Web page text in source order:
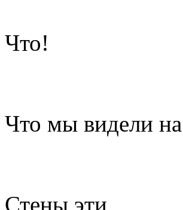
Что!
Что мы видели на
Стены эти,